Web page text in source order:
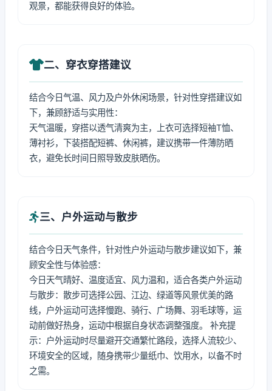
观景，都能获得良好的体验。
二、穿衣穿搭建议
结合今日气温、风力及户外休闲场景，针对性穿搭建议如
下，兼顾舒适与实用性：
天气温暖，穿搭以透气清爽为主，上衣可选择短袖T恤、
薄衬衫，下装搭配短裤、休闲裤，建议携带一件薄防晒
衣，避免长时间日照导致皮肤晒伤。
三、户外运动与散步
结合今日天气条件，针对性户外运动与散步建议如下，兼
顾安全性与体验感：
今日天气晴好、温度适宜、风力温和，适合各类户外运动
与散步：散步可选择公园、江边、绿道等风景优美的路
线，户外运动可选择慢跑、骑行、广场舞、羽毛球等，运
动前做好热身，运动中根据自身状态调整强度。 补充提
示：户外运动时尽量避开交通繁忙路段，选择人流较少、
环境安全的区域，随身携带少量纸巾、饮用水，以备不时
之需。